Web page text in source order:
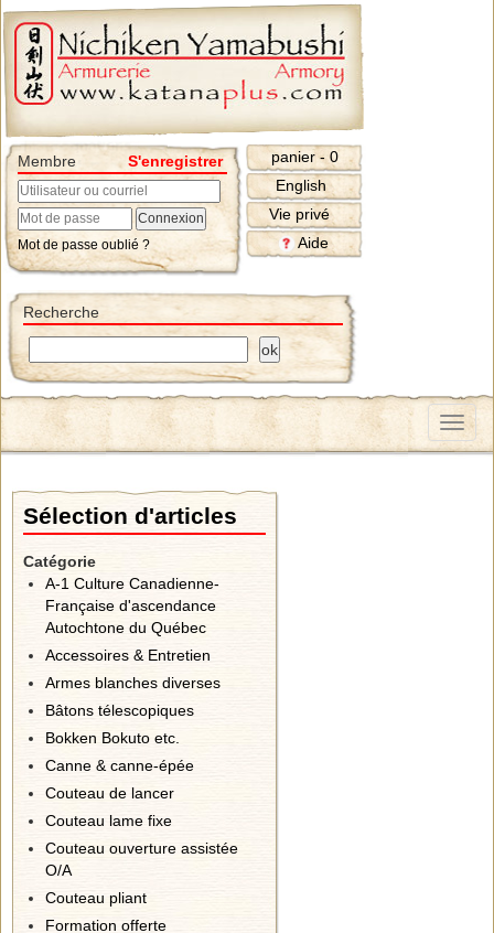
Membre S'enregistrer
Mot de passe oublié ?
panier - 0
English
Vie privé
Aide
Recherche
Menu
Sélection d'articles
Catégorie
A-1 Culture Canadienne-
Française d'ascendance
Autochtone du Québec
Accessoires & Entretien
Armes blanches diverses
Bâtons télescopiques
Bokken Bokuto etc.
Canne & canne-épée
Couteau de lancer
Couteau lame fixe
Couteau ouverture assistée
O/A
Couteau pliant
Formation offerte